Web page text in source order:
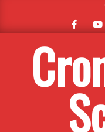
content